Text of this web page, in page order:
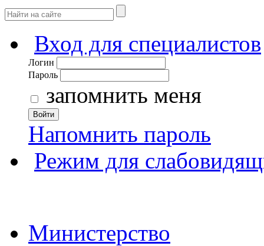
Вход для специалистов
Логин
Пароль
запомнить меня
Войти
Напомнить пароль
Режим для
Министерство